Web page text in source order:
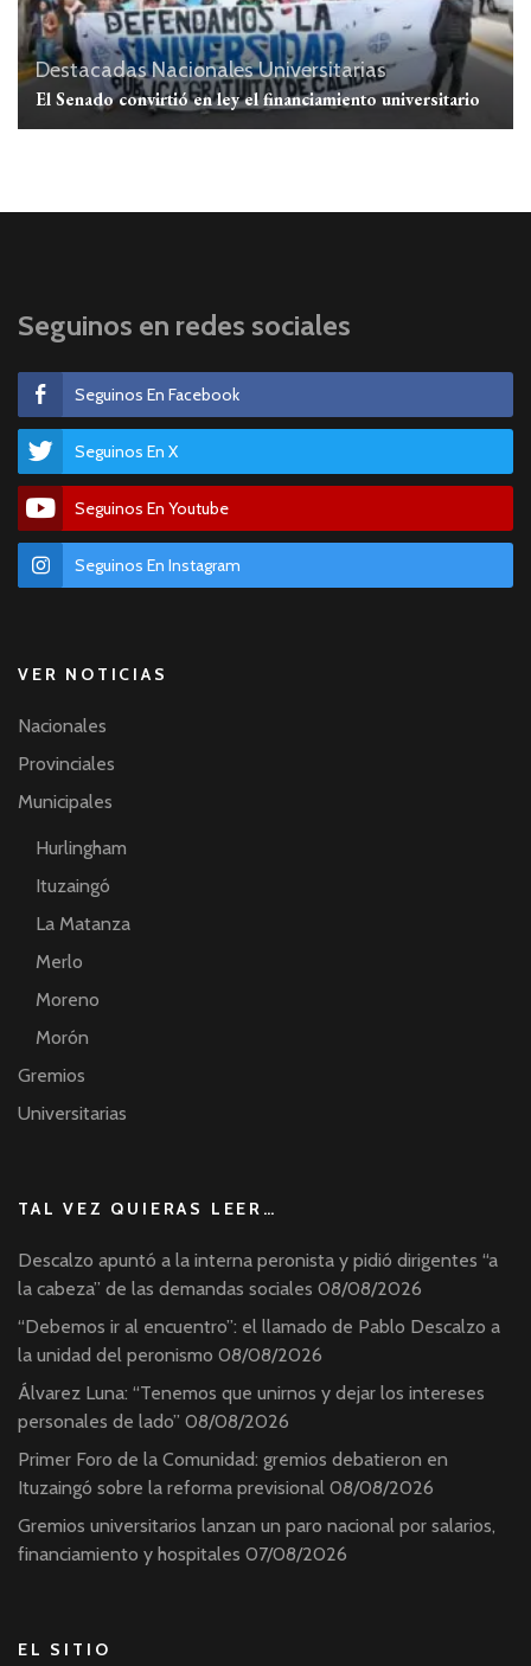
DestacadasNacionalesUniversitarias
El Senado convirtió en ley el financiamiento universitario
Seguinos en redes sociales
Seguinos En Facebook
Seguinos En X
Seguinos En Youtube
Seguinos En Instagram
VER NOTICIAS
Nacionales
Provinciales
Municipales
Hurlingham
Ituzaingó
La Matanza
Merlo
Moreno
Morón
Gremios
Universitarias
TAL VEZ QUIERAS LEER…
Descalzo apuntó a la interna peronista y pidió dirigentes “a
la cabeza” de las demandas sociales 08/08/2026
“Debemos ir al encuentro”: el llamado de Pablo Descalzo a
la unidad del peronismo 08/08/2026
Álvarez Luna: “Tenemos que unirnos y dejar los intereses
personales de lado” 08/08/2026
Primer Foro de la Comunidad: gremios debatieron en
Ituzaingó sobre la reforma previsional 08/08/2026
Gremios universitarios lanzan un paro nacional por salarios,
financiamiento y hospitales 07/08/2026
EL SITIO